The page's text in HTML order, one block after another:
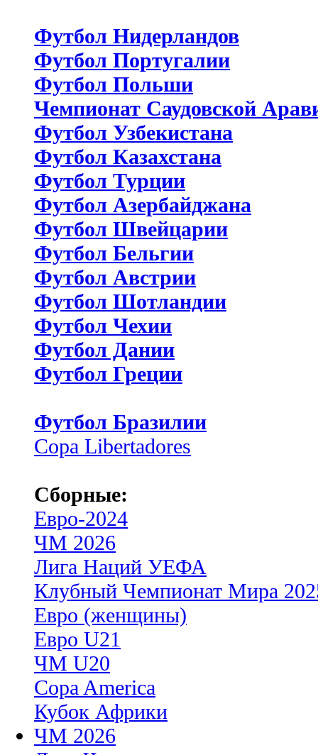
Футбол Нидерландов
Футбол Португалии
Футбол Польши
Чемпионат Саудовской
Футбол Узбекистана
Футбол Казахстана
Футбол Турции
Футбол Азербайджана
Футбол Швейцарии
Футбол Бельгии
Футбол Австрии
Футбол Шотландии
Футбол Чехии
Футбол Дании
Футбол Греции
Футбол Бразилии
Copa Libertadores
Сборные:
Евро-2024
ЧМ 2026
Лига Наций УЕФА
Клубный Чемпионат Мира
Евро (женщины)
Евро U21
ЧМ U20
Copa America
Кубок Африки
ЧМ 2026